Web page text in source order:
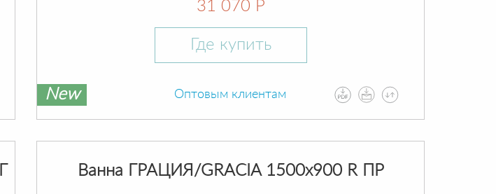
31 070 Р
Где купить
New Оптовым клиентам
Ванна ГРАЦИЯ/GRACIA 1500х900 R ПР